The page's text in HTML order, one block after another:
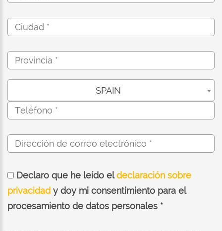
SPAIN
Declaro que he leído eldeclaración sobre
privacidad y doy mi consentimiento para el
procesamiento de datos personales *